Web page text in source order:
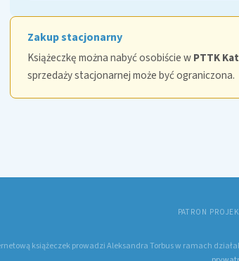
Zakup stacjonarny
Książeczkę można nabyć osobiście wPTTK
sprzedaży stacjonarnej może być ograniczona.
PATRON
książeczek prowadzi Aleksandra Torbus w ramach